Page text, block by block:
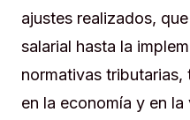
ajustes realizados,
salarial hasta la
normativas
en la economía y en